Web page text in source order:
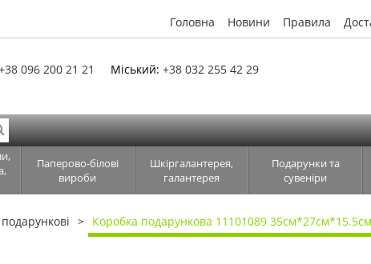
Головна Новини Правила
096 200 21 21 Міський: +38 032 255 42 29
Паперово-білові
вироби
Шкіргалантерея,
галантерея
Подарунки та
сувеніри
Коробка подарункова 11101089